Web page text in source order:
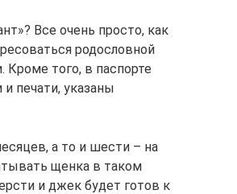
Все очень просто, как
родословной
того, в паспорте
печати, указаны
а то и шести – на
щенка в таком
и джек будет готов к